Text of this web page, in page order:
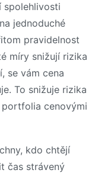
spolehlivosti
jednoduché
pravidelnost
míry snižují rizika
se vám cena
To snižuje rizika
cenovými
kdo chtějí
čas strávený